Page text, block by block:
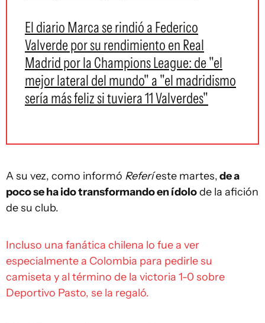
El diario Marca se rindió a Federico
Valverde por su rendimiento en Real
Madrid por la Champions League: de "el
mejor lateral del mundo" a "el madridismo
sería más feliz si tuviera 11 Valverdes"
A su vez, como informó Referíeste martes,de a
poco se ha ido transformando en ídolode la afición
de su club.
Incluso una fanática chilena lo fue a ver
especialmente a Colombia para pedirle su
camiseta y al término de la victoria 1-0 sobre
Deportivo Pasto, se la regaló.